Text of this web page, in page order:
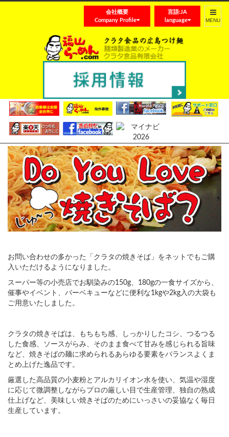
Toggle
言語:JA
language
会社概要
Company Profile
むし焼きそば180GX10セット
お問い合わせの多かった「クラタの焼きそば」をネットでもご購
入いただけるようになりました。
スーパー等の小売店でお馴染みの150g、180gの一食サイズから、
催事やイベント、バーベキューなどに便利な1kgや2kg入の大袋も
ご用意いたしました。
クラタの焼きそばは、もちもち感、しっかりしたコシ、つるつる
した食感、ソースがらみ、そのまま食べて甘みを感じられる旨味
など、焼きそばの麺に求められるあらゆる要素をバランスよくま
とめ上げた逸品です。
厳選した高品質の小麦粉とアルカリイオン水を使い、気温や湿度
に応じて微調整しながらプロの厳しい目で生産管理、独自の熟成
仕上げなど、美味しい焼きそばのためにいっさいの妥協なく毎日
生産しています。